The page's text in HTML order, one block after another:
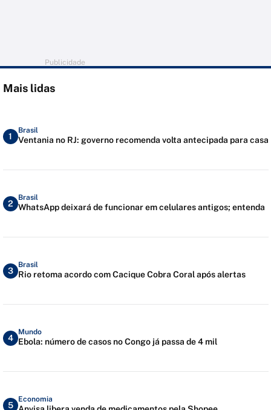
Publicidade
Mais lidas
1
Brasil
Ventania no RJ: governo recomenda volta antecipada para casa
2
Brasil
WhatsApp deixará de funcionar em celulares antigos; entenda
3
Brasil
Rio retoma acordo com Cacique Cobra Coral após alertas
4
Mundo
Ebola: número de casos no Congo já passa de 4 mil
5
Economia